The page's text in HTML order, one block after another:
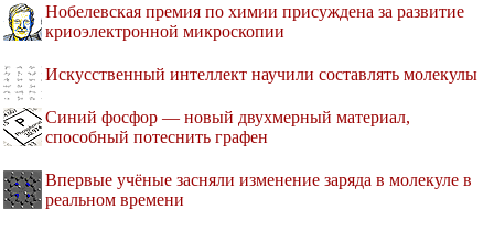
Нобелевская премия по химии присуждена за развитие
криоэлектронной микроскопии
Искусственный интеллект научили составлять молекулы
Синий фосфор — новый двухмерный материал,
способный потеснить графен
Впервые учёные засняли изменение заряда в молекуле в
реальном времени